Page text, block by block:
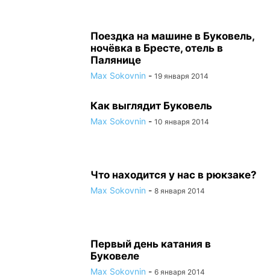
Поездка на машине в Буковель,
ночёвка в Бресте, отель в
Палянице
Max Sokovnin - 19 января 2014
Как выглядит Буковель
Max Sokovnin - 10 января 2014
Что находится у нас в рюкзаке?
Max Sokovnin - 8 января 2014
Первый день катания в
Буковеле
Max Sokovnin - 6 января 2014